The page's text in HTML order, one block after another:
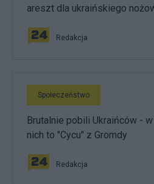
areszt dla ukraińskiego
Redakcja
Społeczeństwo
Brutalnie pobili Ukraińców -
nich to "Cycu" z Gromdy
Redakcja